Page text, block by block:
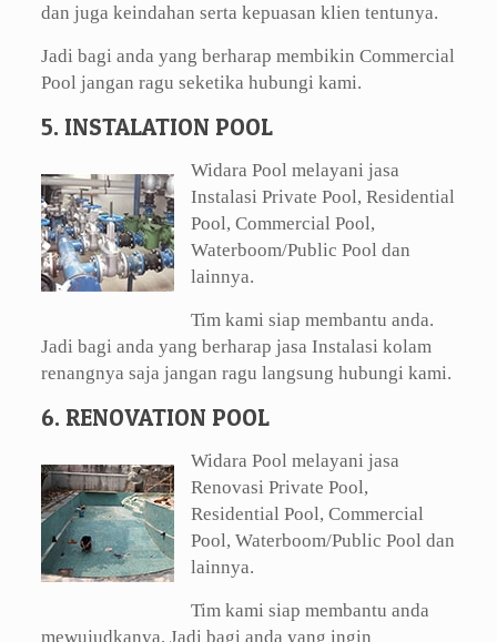
dan juga keindahan serta kepuasan klien tentunya.
Jadi bagi anda yang berharap membikin Commercial
Pool jangan ragu seketika hubungi kami.
5. INSTALATION POOL
Widara Pool melayani jasa
Instalasi Private Pool, Residential
Pool, Commercial Pool,
Waterboom/Public Pool dan
lainnya.
Tim kami siap membantu anda.
Jadi bagi anda yang berharap jasa Instalasi kolam
renangnya saja jangan ragu langsung hubungi kami.
6. RENOVATION POOL
Widara Pool melayani jasa
Renovasi Private Pool,
Residential Pool, Commercial
Pool, Waterboom/Public Pool dan
lainnya.
Tim kami siap membantu anda
mewujudkanya. Jadi bagi anda yang ingin